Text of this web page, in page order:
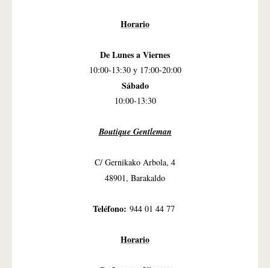
Horario
De Lunes a Viernes
10:00-13:30 y 17:00-20:00
Sábado
10:00-13:30
Boutique Gentleman
C/ Gernikako Arbola, 4
48901, Barakaldo
Teléfono: 944 01 44 77
Horario